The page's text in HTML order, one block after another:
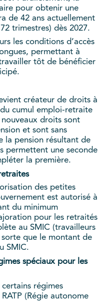
pour obtenir une
de 42 ans actuellement
trimestres) dès 2027.
les conditions d’accès
permettant à
tôt de bénéficier
créateur de droits à
cumul emploi-retraite
droits sont
et sont sans
la pension résultant de
permettent une seconde
la première.
des petites
est autorisé à
du minimum
pour les retraités
au SMIC (travailleurs
que le montant de
SMIC.
spéciaux pour les
certains régimes
(Régie autonome